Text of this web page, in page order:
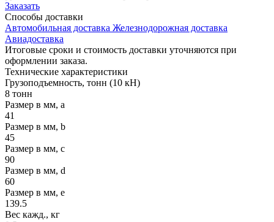
Заказать
Способы доставки
Автомобильная доставка Железнодорожная доставка
Авиадоставка
Итоговые сроки и стоимость доставки уточняются при
оформлении заказа.
Технические характеристики
Грузоподъемность, тонн (10 кН)
8 тонн
Размер в мм, a
41
Размер в мм, b
45
Размер в мм, c
90
Размер в мм, d
60
Размер в мм, e
139.5
Вес кажд., кг